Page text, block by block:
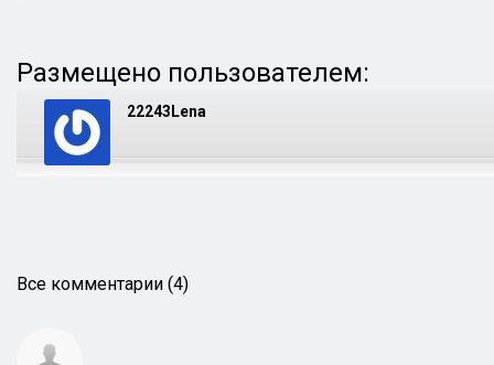
Размещено пользователем:
22243Lena
Все комментарии (4)